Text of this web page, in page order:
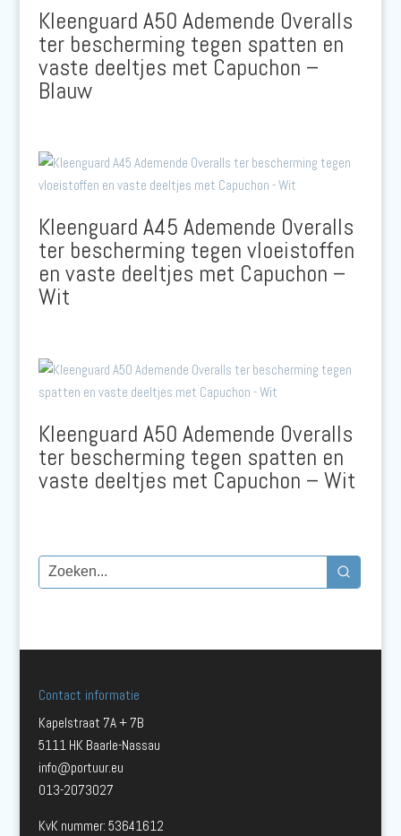
Kleenguard A50 Ademende Overalls
ter bescherming tegen spatten en
vaste deeltjes met Capuchon –
Blauw
Kleenguard A45 Ademende Overalls
ter bescherming tegen vloeistoffen
en vaste deeltjes met Capuchon –
Wit
Kleenguard A50 Ademende Overalls
ter bescherming tegen spatten en
vaste deeltjes met Capuchon – Wit
Contact informatie
Kapelstraat 7A + 7B
5111 HK Baarle-Nassau
info@portuur.eu
013-2073027
KvK nummer: 53641612